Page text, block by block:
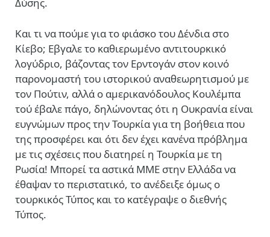
Και τι να πούμε για το φιάσκο του Δένδια στο
Κίεβο; Εβγαλε το καθιερωμένο αντιτουρκικό
λογύδριο, βάζοντας τον Ερντογάν στον κοινό
παρονομαστή του ιστορικού αναθεωρητισμού με
τον Πούτιν, αλλά ο αμερικανόδουλος Κουλέμπα
τού έβαλε πάγο, δηλώνοντας ότι η Ουκρανία είναι
ευγνώμων προς την Τουρκία για τη βοήθεια που
της προσφέρει και ότι δεν έχει κανένα πρόβλημα
με τις σχέσεις που διατηρεί η Τουρκία με τη
Ρωσία! Μπορεί τα αστικά ΜΜΕ στην Ελλάδα να
έθαψαν το περιστατικό, το ανέδειξε όμως ο
τουρκικός Τύπος και το κατέγραψε ο διεθνής
Τύπος.